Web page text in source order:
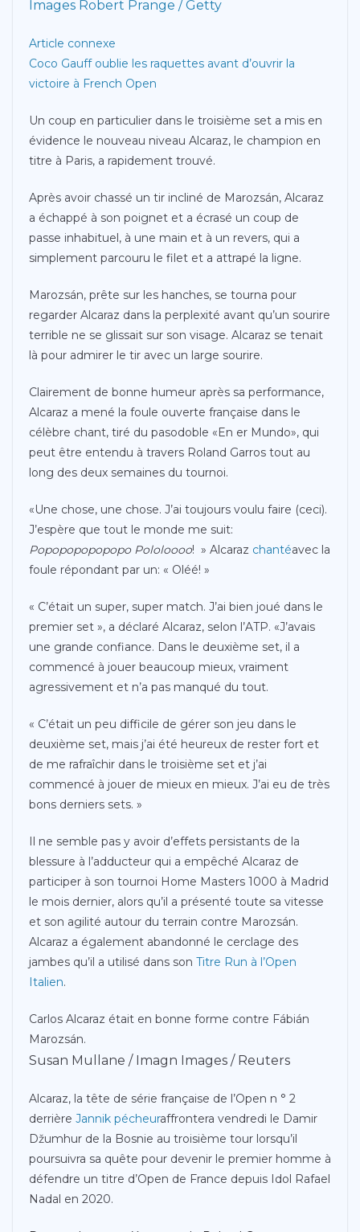
Images Robert Prange / Getty
Article connexe
Coco Gauff oublie les raquettes avant d’ouvrir la
victoire à French Open
Un coup en particulier dans le troisième set a mis en
évidence le nouveau niveau Alcaraz, le champion en
titre à Paris, a rapidement trouvé.
Après avoir chassé un tir incliné de Marozsán, Alcaraz
a échappé à son poignet et a écrasé un coup de
passe inhabituel, à une main et à un revers, qui a
simplement parcouru le filet et a attrapé la ligne.
Marozsán, prête sur les hanches, se tourna pour
regarder Alcaraz dans la perplexité avant qu’un sourire
terrible ne se glissait sur son visage. Alcaraz se tenait
là pour admirer le tir avec un large sourire.
Clairement de bonne humeur après sa performance,
Alcaraz a mené la foule ouverte française dans le
célèbre chant, tiré du pasodoble «En er Mundo», qui
peut être entendu à travers Roland Garros tout au
long des deux semaines du tournoi.
«Une chose, une chose. J’ai toujours voulu faire (ceci).
J’espère que tout le monde me suit:
Popopopopopopo Pololoooo! » Alcaraz chantéavec la
foule répondant par un: « Oléé! »
« C’était un super, super match. J’ai bien joué dans le
premier set », a déclaré Alcaraz, selon l’ATP. «J’avais
une grande confiance. Dans le deuxième set, il a
commencé à jouer beaucoup mieux, vraiment
agressivement et n’a pas manqué du tout.
« C’était un peu difficile de gérer son jeu dans le
deuxième set, mais j’ai été heureux de rester fort et
de me rafraîchir dans le troisième set et j’ai
commencé à jouer de mieux en mieux. J’ai eu de très
bons derniers sets. »
Il ne semble pas y avoir d’effets persistants de la
blessure à l’adducteur qui a empêché Alcaraz de
participer à son tournoi Home Masters 1000 à Madrid
le mois dernier, alors qu’il a présenté toute sa vitesse
et son agilité autour du terrain contre Marozsán.
Alcaraz a également abandonné le cerclage des
jambes qu’il a utilisé dans son Titre Run à l’Open
Italien.
Carlos Alcaraz était en bonne forme contre Fábián
Marozsán.
Susan Mullane / Imagn Images / Reuters
Alcaraz, la tête de série française de l’Open n ° 2
derrière Jannik pécheuraffrontera vendredi le Damir
Džumhur de la Bosnie au troisième tour lorsqu’il
poursuivra sa quête pour devenir le premier homme à
défendre un titre d’Open de France depuis Idol Rafael
Nadal en 2020.